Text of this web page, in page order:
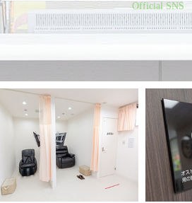
Official SNS